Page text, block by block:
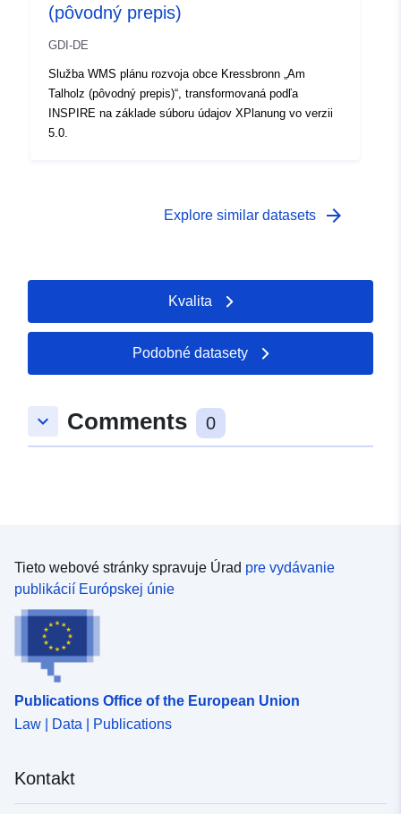
(pôvodný prepis)
GDI-DE
Služba WMS plánu rozvoja obce Kressbronn „Am
Talholz (pôvodný prepis)“, transformovaná podľa
INSPIRE na základe súboru údajov XPlanung vo verzii
5.0.
Explore similar datasets arrow_forward
Kvalita
Podobné datasety
keyboard_arrow_down Comments 0
Tieto webové stránky spravuje Úrad pre vydávanie
publikácií Európskej únie
Publications Office of the European Union
Law | Data | Publications
Kontakt